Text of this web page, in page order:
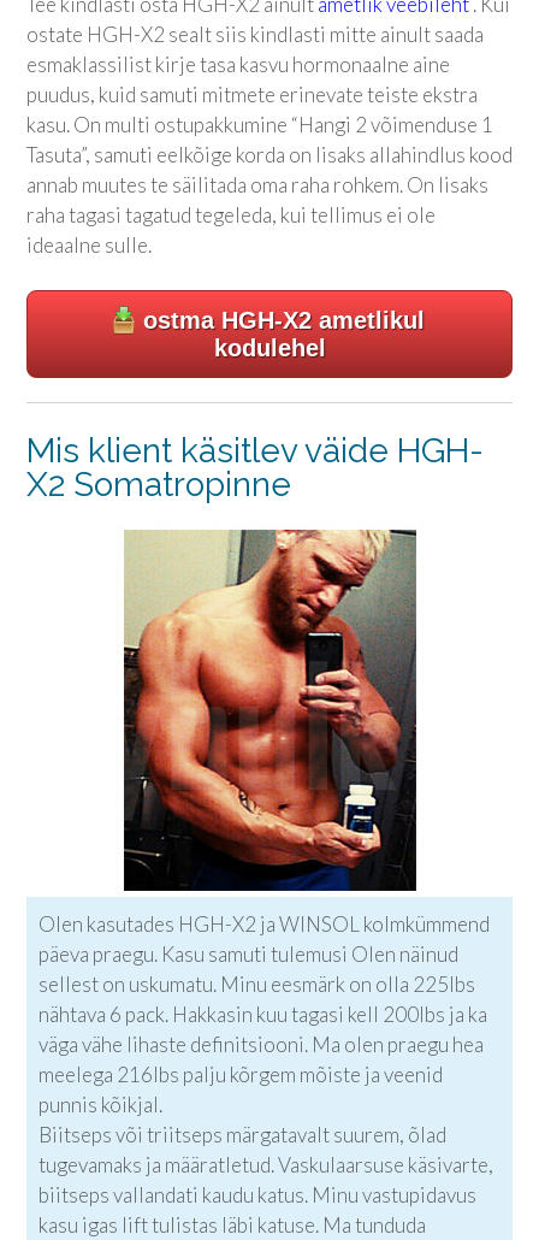
ostate HGH-X2 sealt siis kindlasti mitte ainult saada
esmaklassilist kirje tasa kasvu hormonaalne aine
puudus, kuid samuti mitmete erinevate teiste ekstra
kasu. On multi ostupakkumine “Hangi 2 võimenduse 1
Tasuta”, samuti eelkõige korda on lisaks allahindlus kood
annab muutes te säilitada oma raha rohkem. On lisaks
raha tagasi tagatud tegeleda, kui tellimus ei ole
ideaalne sulle.
ostma HGH-X2 ametlikul
kodulehel
Mis klient käsitlev väide HGH-
X2 Somatropinne
Olen kasutades HGH-X2 ja WINSOL kolmkümmend
päeva praegu. Kasu samuti tulemusi Olen näinud
sellest on uskumatu. Minu eesmärk on olla 225lbs
nähtava 6 pack. Hakkasin kuu tagasi kell 200lbs ja ka
väga vähe lihaste definitsiooni. Ma olen praegu hea
meelega 216lbs palju kõrgem mõiste ja veenid
punnis kõikjal.
Biitseps või triitseps märgatavalt suurem, õlad
tugevamaks ja määratletud. Vaskulaarsuse käsivarte,
biitseps vallandati kaudu katus. Minu vastupidavus
kasu igas lift tulistas läbi katuse. Ma tunduda